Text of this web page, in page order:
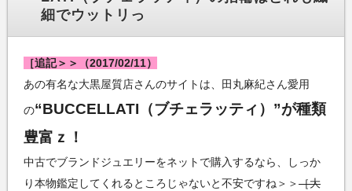
細でウットリっ
［追記＞＞（2017/02/11）
あの有名な大黒屋質店さんのサイトは、田丸麻紀さん愛用
の“BUCCELLATI（ブチェラッティ）”が種類
豊富ｚ！
中古でブランドジュエリーをネットで購入するなら、しっか
り本物鑑定してくれるところじゃないと不安ですね＞＞［大